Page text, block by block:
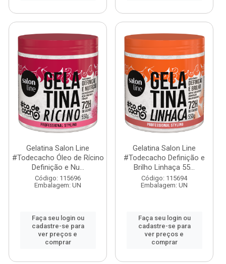
Gelatina Salon Line
#Todecacho Óleo de Rícino
Definição e Nu...
Código: 115696
Embalagem: UN
Faça seu login ou
cadastre-se para
ver preços e
comprar
Gelatina Salon Line
#Todecacho Definição e
Brilho Linhaça 55...
Código: 115694
Embalagem: UN
Faça seu login ou
cadastre-se para
ver preços e
comprar